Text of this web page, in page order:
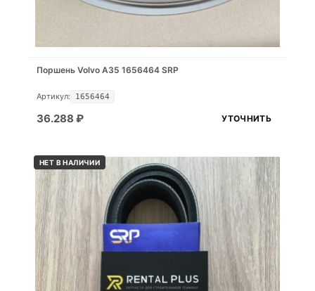
Поршень Volvo A35 1656464 SRP
Артикул: 1656464
36.288 ₽ УТОЧНИТЬ
НЕТ В НАЛИЧИИ